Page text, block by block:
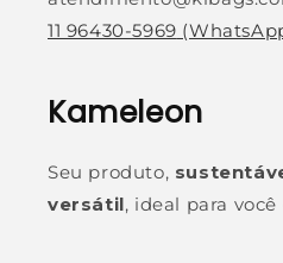
11 96430-5969
Kameleon
Seu produto,
versátil, ideal para você